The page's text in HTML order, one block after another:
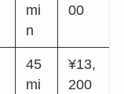
mi
n
00
45
mi
¥13,
200